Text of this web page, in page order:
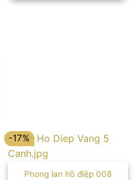
₫.
-17%
Phong lan hồ điệp 008